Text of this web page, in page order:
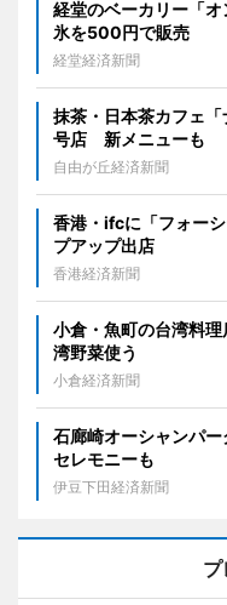
経堂のベーカリー「
氷を500円で販売
経堂経済新聞
抹茶・日本茶カフェ
号店 新メニューも
自由が丘経済新聞
香港・ifcに「フォー
プアップ出店
香港経済新聞
小倉・魚町の台湾料
湾野菜使う
小倉経済新聞
石廊崎オーシャンパ
セレモニーも
伊豆下田経済新聞